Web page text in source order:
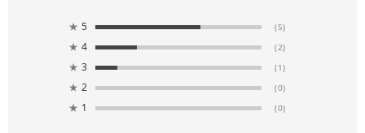
★ 5 (5)
★ 4 (2)
★ 3 (1)
★ 2 (0)
★ 1 (0)